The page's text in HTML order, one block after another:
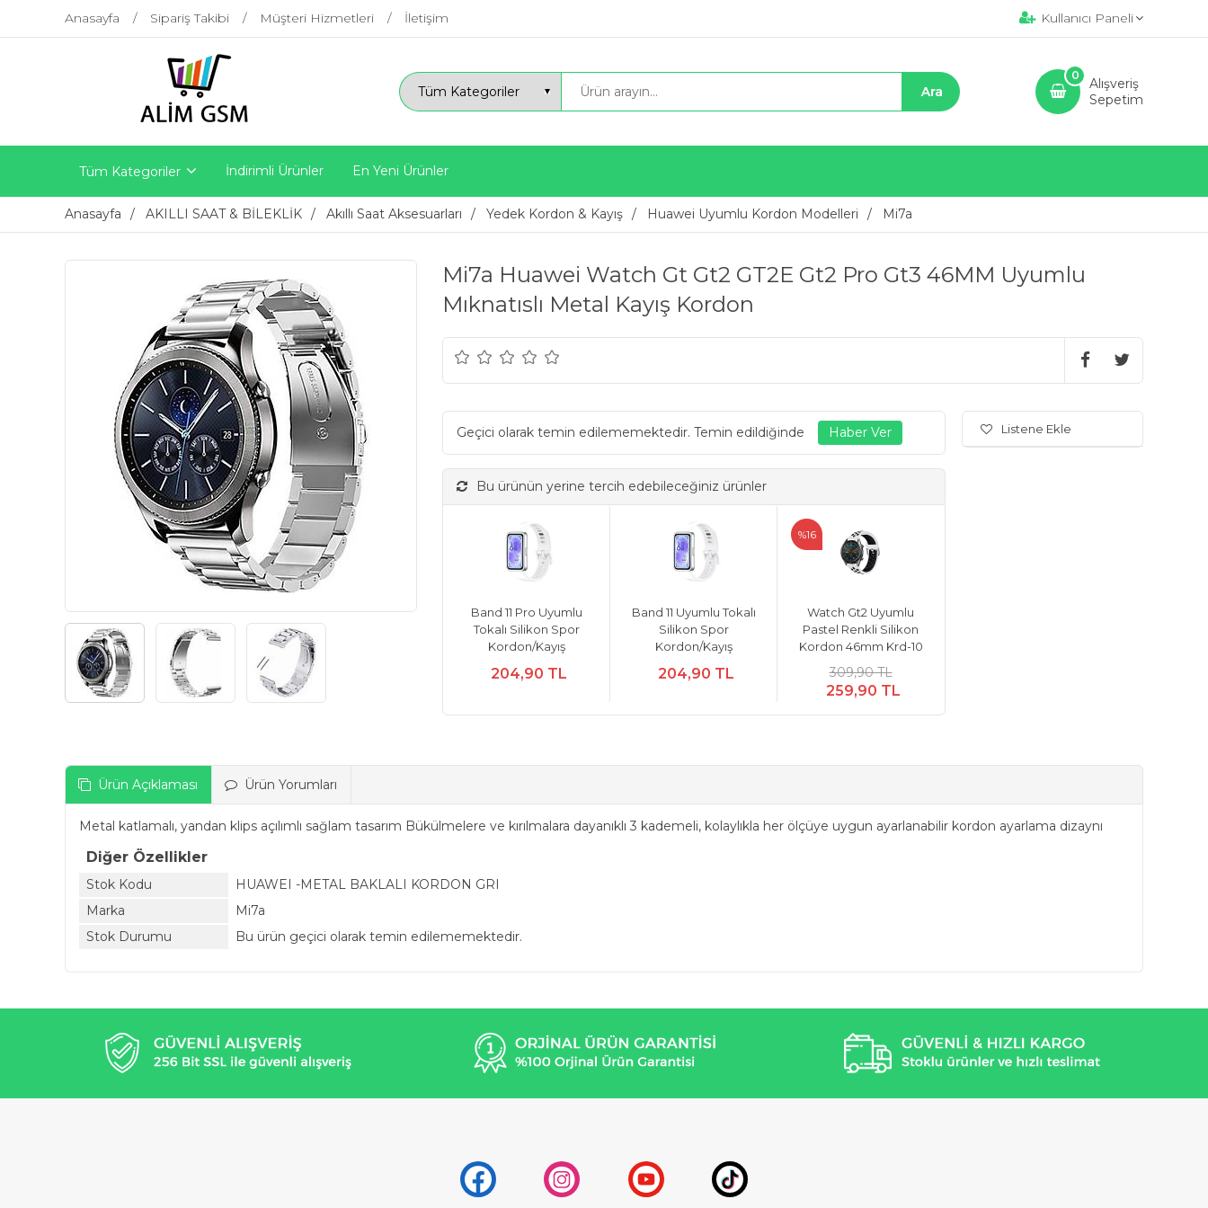
Anasayfa Sipariş Takibi Müşteri Hizmetleri İletişim Kullanıcı Paneli
Alışveriş
Sepetim
0
Tüm Kategoriler İndirimli Ürünler En Yeni Ürünler
Anasayfa AKILLI SAAT & BİLEKLİK Akıllı Saat Aksesuarları Yedek Kordon & Kayış Huawei Uyumlu Kordon Modelleri Mi7a
Mi7a Huawei Watch Gt Gt2 GT2E Gt2 Pro Gt3 46MM Uyumlu
Mıknatıslı Metal Kayış Kordon
Geçici olarak temin edilememektedir. Temin edildiğinde
Bu ürünün yerine tercih edebileceğiniz ürünler
Band 11 Pro Uyumlu
Tokalı Silikon Spor
Kordon/Kayış
204,90 TL
Band 11 Uyumlu Tokalı
Silikon Spor
Kordon/Kayış
204,90 TL
Watch Gt2 Uyumlu
Pastel Renkli Silikon
Kordon 46mm Krd-10
309,90 TL
259,90 TL
%16
Listene Ekle
Ürün Açıklaması Ürün Yorumları
Metal katlamalı, yandan klips açılımlı sağlam tasarım Bükülmelere ve kırılmalara dayanıklı 3 kademeli, kolaylıkla her ölçüye uygun ayarlanabilir kordon ayarlama dizaynı
Diğer Özellikler
Stok Kodu
HUAWEI -METAL BAKLALI KORDON GRI
Marka
Mi7a
Stok Durumu
Bu ürün geçici olarak temin edilememektedir.